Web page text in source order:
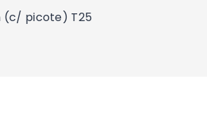
(c/ picote) T25